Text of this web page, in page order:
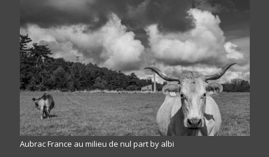
Aubrac France au milieu de nul part by albi